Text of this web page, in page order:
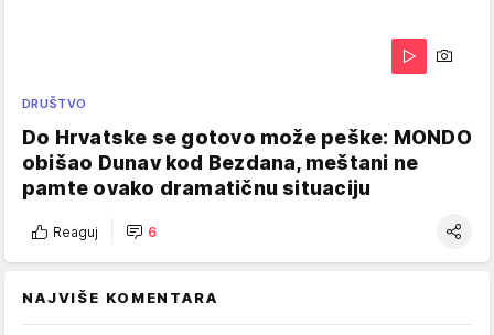
DRUŠTVO
Do Hrvatske se gotovo može peške: MONDO
obišao Dunav kod Bezdana, meštani ne
pamte ovako dramatičnu situaciju
Reaguj 6
NAJVIŠE KOMENTARA